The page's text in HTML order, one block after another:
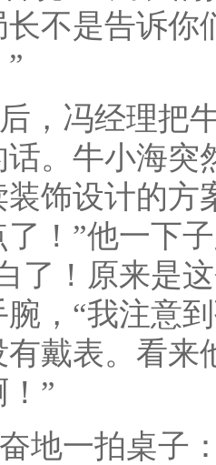
不是告诉你
，冯经理把
话。牛小海突
饰设计的方
！”他一下
了！原来是
腕，“我注意
有戴表。看来
”
地一拍桌子